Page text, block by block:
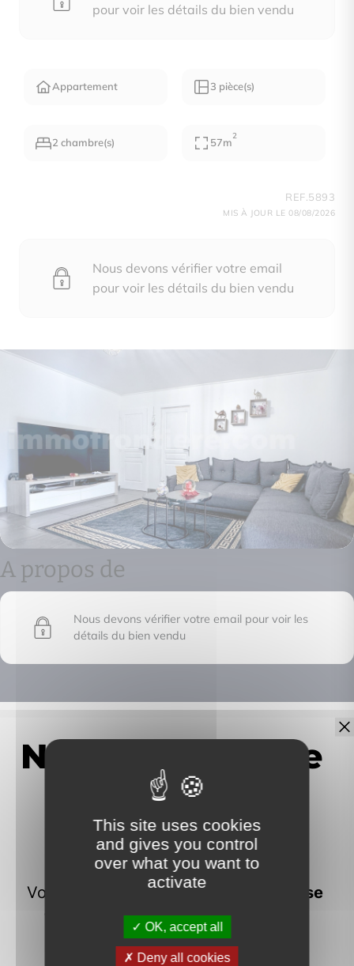
pour voir les détails du bien vendu
Appartement 3 pièce(s)
2 chambre(s) 57m
2
REF.5893
MIS À JOUR LE 08/08/2026
Nous devons vérifier votre email
pour voir les détails du bien vendu
A propos de
Nous devons vérifier votre email pour voir les
détails du bien vendu
IMMOFRONTIERE
17C chemin des huches -
Contactez-moi
This site uses cookies
and gives you control
over what you want to
activate
OK, accept all
Deny all cookies